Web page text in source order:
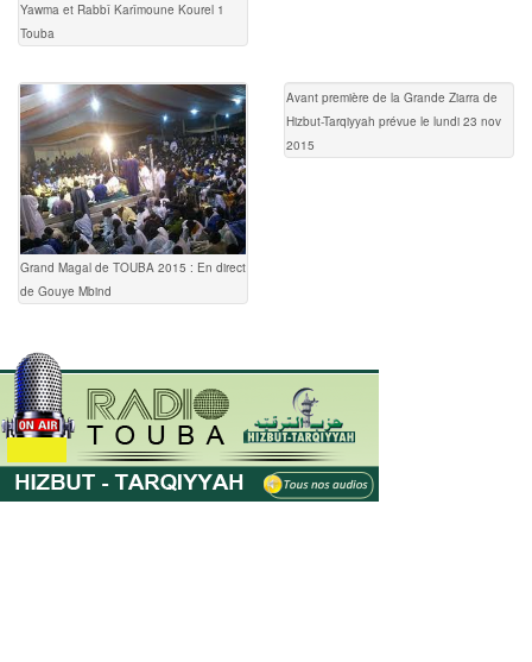
Yawma et Rabbî Karîmoune Kourel 1
Touba
Grand Magal de TOUBA 2015 : En direct
de Gouye Mbind
Avant première de la Grande Ziarra de
Hizbut-Tarqiyyah prévue le lundi 23 nov
2015